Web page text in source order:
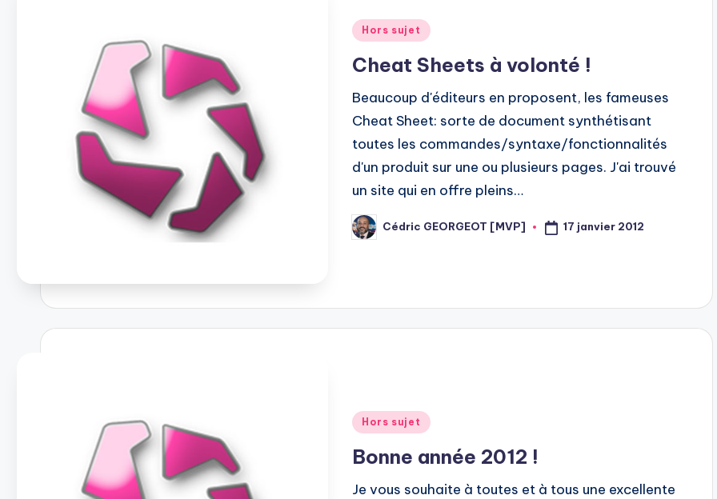
Posted
Hors sujet
Cheat Sheets à volonté !
Beaucoup d'éditeurs en proposent, les fameuses
Cheat Sheet: sorte de document synthétisant
toutes les commandes/syntaxe/fonctionnalités
d'un produit sur une ou plusieurs pages. J'ai trouvé
un site qui en offre pleins…
Posted
by
Cédric GEORGEOT [MVP] 17 janvier 2012
Posted
Hors sujet
Bonne année 2012 !
Je vous souhaite à toutes et à tous une excellente